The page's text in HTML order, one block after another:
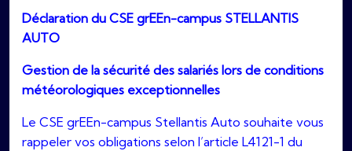
Déclaration du CSE grEEn-campus STELLANTIS
AUTO
Gestion de la sécurité des salariés lors de conditions
météorologiques exceptionnelles
Le CSE grEEn-campus Stellantis Auto souhaite vous
rappeler vos obligations selon l’article L4121-1 du